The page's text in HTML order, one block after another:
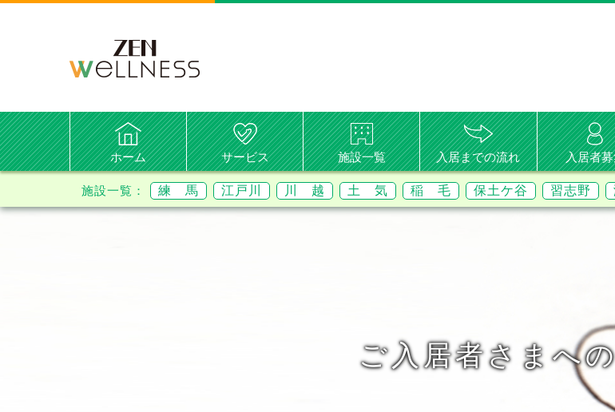
ホーム サービス 施設一覧 入居までの流れ 入居者
練 馬 江戸川 川 越 土 気 稲 毛 保土ケ谷 習志野
ご入居者さまへ